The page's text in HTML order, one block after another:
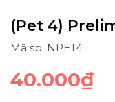
(Pet 4)
Mã sp: NPET4
40.000₫